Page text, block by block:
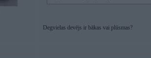
Degvielas devējs ir bākas vai plūsmas?